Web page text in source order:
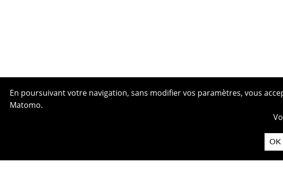
En poursuivant votre navigation, sans modifier vos paramètres, vous
Matomo.
OK